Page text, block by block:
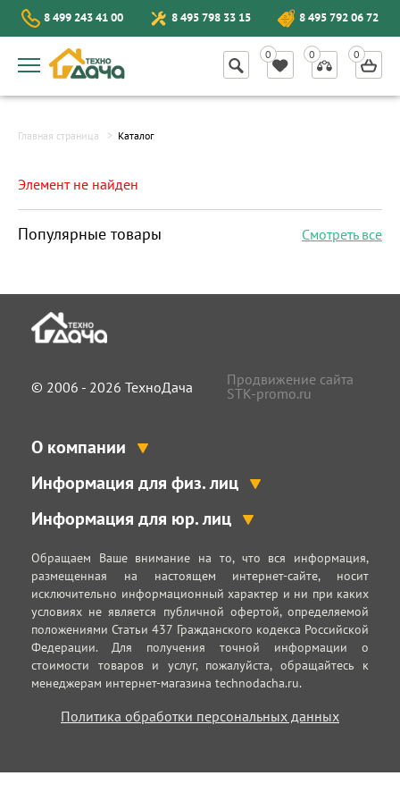
8 499 243 41 00 8 495 798 33 15 8 495 792 06 72
Главная страница Каталог
Элемент не найден
Популярные товары Смотреть все
© 2006 - 2026 ТехноДача
Продвижение сайта
STK-promo.ru
О компании
Информация для физ. лиц
Информация для юр. лиц
Обращаем Ваше внимание на то, что вся информация,
размещенная на настоящем интернет-сайте, носит
исключительно информационный характер и ни при каких
условиях не является публичной офертой, определяемой
положениями Статьи 437 Гражданского кодекса Российской
Федерации. Для получения точной информации о
стоимости товаров и услуг, пожалуйста, обращайтесь к
менеджерам интернет-магазина technodacha.ru.
Политика обработки персональных данных